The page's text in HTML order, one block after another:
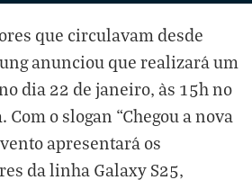
que circulavam desde
anunciou que realizará um
dia 22 de janeiro, às 15h no
o slogan “Chegou a nova
apresentará os
da linha Galaxy S25,